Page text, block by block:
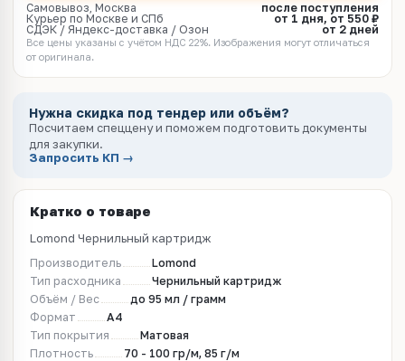
Самовывоз, Москва
после поступления
Курьер по Москве и СПб
от 1 дня, от 550 ₽
СДЭК / Яндекс-доставка / Озон
от 2 дней
Все цены указаны с учётом НДС 22%. Изображения могут отличаться
от оригинала.
Нужна скидка под тендер или объём?
Посчитаем спеццену и поможем подготовить документы
для закупки.
Запросить КП →
Кратко о товаре
Lomond Чернильный картридж
Производитель
Lomond
Тип расходника
Чернильный картридж
Объём / Вес
до 95 мл / грамм
Формат
A4
Тип покрытия
Матовая
Плотность
70 - 100 гр/м, 85 г/м